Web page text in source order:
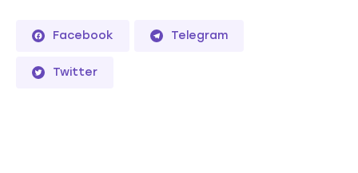
Facebook Telegram
Twitter